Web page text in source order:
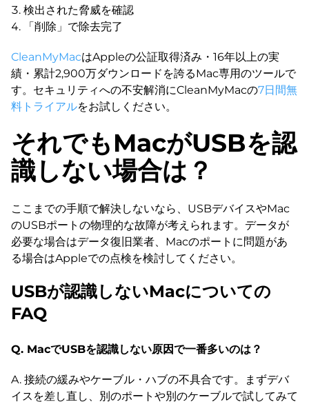
検出された脅威を確認
「削除」で除去完了
CleanMyMacはAppleの公証取得済み・16年以上の実
績・累計2,900万ダウンロードを誇るMac専用のツールで
す。セキュリティへの不安解消にCleanMyMacの7日間無
料トライアルをお試しください。
それでもMacがUSBを認
識しない場合は？
ここまでの手順で解決しないなら、USBデバイスやMac
のUSBポートの物理的な故障が考えられます。データが
必要な場合はデータ復旧業者、Macのポートに問題があ
る場合はAppleでの点検を検討してください。
USBが認識しないMacについての
FAQ
Q. MacでUSBを認識しない原因で一番多いのは？
A. 接続の緩みやケーブル・ハブの不具合です。まずデバ
イスを差し直し、別のポートや別のケーブルで試してみて